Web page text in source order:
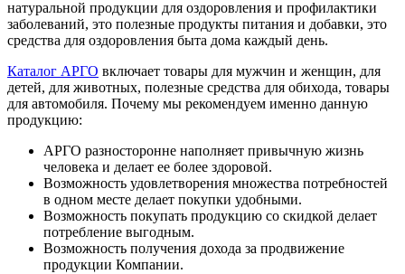
натуральной продукции для оздоровления и профилактики
заболеваний, это полезные продукты питания и добавки, это
средства для оздоровления быта дома каждый день.
Каталог АРГО включает товары для мужчин и женщин, для
детей, для животных, полезные средства для обихода, товары
для автомобиля. Почему мы рекомендуем именно данную
продукцию:
АРГО разносторонне наполняет привычную жизнь
человека и делает ее более здоровой.
Возможность удовлетворения множества потребностей
в одном месте делает покупки удобными.
Возможность покупать продукцию со скидкой делает
потребление выгодным.
Возможность получения дохода за продвижение
продукции Компании.